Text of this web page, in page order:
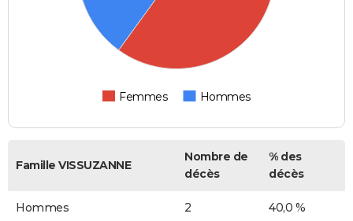
Femmes Hommes
Famille VISSUZANNE
Nombre de
décès
% des
décès
Hommes 2 40,0 %